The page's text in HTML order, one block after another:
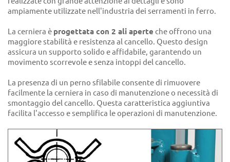
ampiamente utilizzate nell'industria dei serramenti in ferro.
La cerniera è progettata con 2 ali aperte che offrono una
maggiore stabilità e resistenza al cancello. Questo design
assicura un supporto solido e affidabile, garantendo un
movimento scorrevole e senza intoppi del cancello.
La presenza di un perno sfilabile consente di rimuovere
facilmente la cerniera in caso di manutenzione o necessità di
smontaggio del cancello. Questa caratteristica aggiuntiva
facilita l'accesso e semplifica le operazioni di manutenzione.